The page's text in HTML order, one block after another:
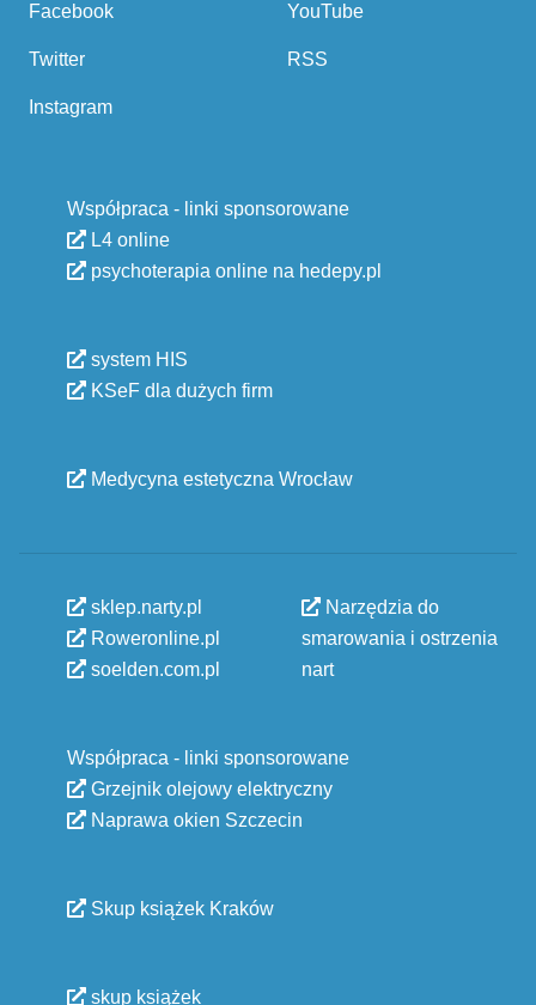
Facebook
Twitter
Instagram
YouTube
RSS
Współpraca - linki sponsorowane
L4 online
psychoterapia online na hedepy.pl
system HIS
KSeF dla dużych firm
Medycyna estetyczna Wrocław
sklep.narty.pl
Roweronline.pl
soelden.com.pl
Narzędzia do
smarowania i ostrzenia
nart
Współpraca - linki sponsorowane
Grzejnik olejowy elektryczny
Naprawa okien Szczecin
Skup książek Kraków
skup książek